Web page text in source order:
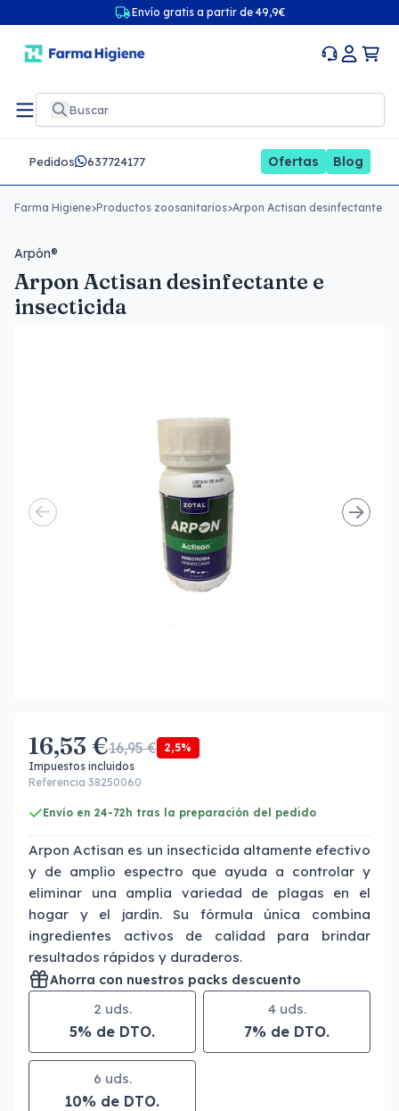
Envío gratis a partir de 49,9€
Pedidos 637724177 Ofertas Blog
Farma Higiene>Productos zoosanitarios>Arpon Actisan desinfectante e
Arpón®
Arpon Actisan desinfectante e
insecticida
16,53 €16,95 € 2,5%
Impuestos incluidos
Referencia 38250060
Envío en 24-72h tras la preparación del pedido
Arpon Actisan es un insecticida altamente efectivo
y de amplio espectro que ayuda a controlar y
eliminar una amplia variedad de plagas en el
hogar y el jardín. Su fórmula única combina
ingredientes activos de calidad para brindar
resultados rápidos y duraderos.
Ahorra con nuestros packs descuento
2 uds.
5% de DTO.
4 uds.
7% de DTO.
6 uds.
10% de DTO.